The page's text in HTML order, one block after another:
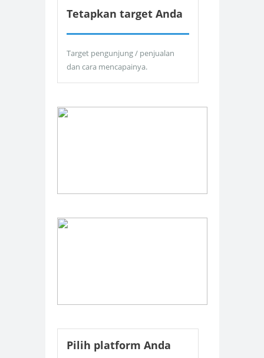
Tetapkan target Anda
Target pengunjung / penjualan
dan cara mencapainya.
Pilih platform Anda